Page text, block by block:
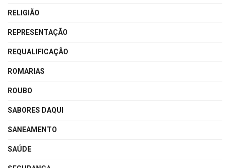
RELIGIÃO
REPRESENTAÇÃO
REQUALIFICAÇÃO
ROMARIAS
ROUBO
SABORES DAQUI
SANEAMENTO
SAÚDE